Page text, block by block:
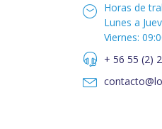
Horas de
Lunes a
Viernes:
+ 56 55 (2)